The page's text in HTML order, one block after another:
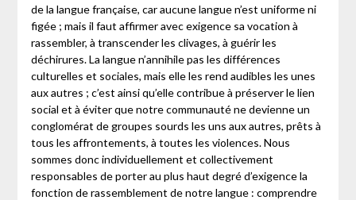
de la langue française, car aucune langue n’est uniforme ni
figée ; mais il faut affirmer avec exigence sa vocation à
rassembler, à transcender les clivages, à guérir les
déchirures. La langue n’annihile pas les différences
culturelles et sociales, mais elle les rend audibles les unes
aux autres ; c’est ainsi qu’elle contribue à préserver le lien
social et à éviter que notre communauté ne devienne un
conglomérat de groupes sourds les uns aux autres, prêts à
tous les affrontements, à toutes les violences. Nous
sommes donc individuellement et collectivement
responsables de porter au plus haut degré d’exigence la
fonction de rassemblement de notre langue : comprendre